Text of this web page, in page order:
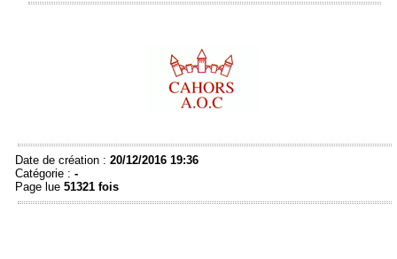
Date de création : 20/12/2016 19:36
Catégorie : -
Page lue 51321 fois